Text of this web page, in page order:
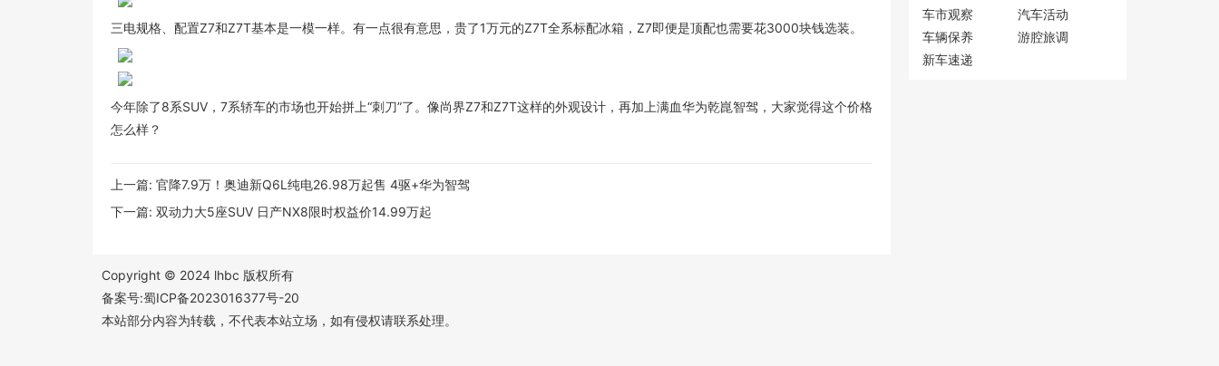
三电规格、配置Z7和Z7T基本是一模一样。有一点很有意思，贵了1万元的Z7T全系标配冰箱，Z7即便是顶配也需要花3000块钱选装。
今年除了8系SUV，7系轿车的市场也开始拼上“刺刀”了。像尚界Z7和Z7T这样的外观设计，再加上满血华为乾崑智驾，大家觉得这个价格
怎么样？
上一篇: 官降7.9万！奥迪新Q6L纯电26.98万起售 4驱+华为智驾
下一篇: 双动力大5座SUV 日产NX8限时权益价14.99万起
车市观察
汽车活动
车辆保养
游腔旅调
新车速递
Copyright © 2024 lhbc 版权所有
备案号:蜀ICP备2023016377号-20
本站部分内容为转载，不代表本站立场，如有侵权请联系处理。